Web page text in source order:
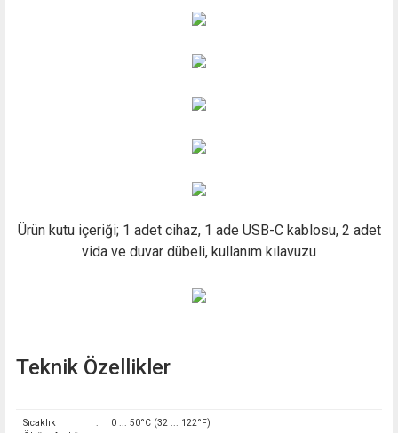
Ürün kutu içeriği; 1 adet cihaz, 1 ade USB-C kablosu, 2 adet
vida ve duvar dübeli, kullanım kılavuzu
Teknik Özellikler
Sıcaklık
: 0 ... 50°C (32 ... 122°F)